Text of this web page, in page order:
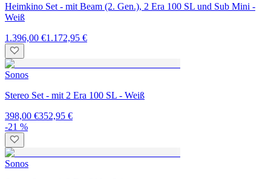
Heimkino Set - mit Beam (2. Gen.), 2 Era 100 SL und Sub Mini -
Weiß
1.396,00 €1.172,95 €
Sonos
Stereo Set - mit 2 Era 100 SL - Weiß
398,00 €352,95 €
-21 %
Sonos